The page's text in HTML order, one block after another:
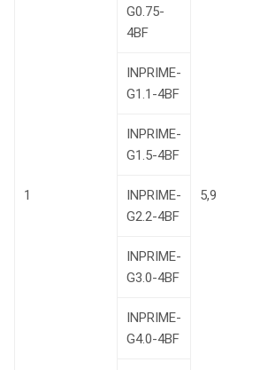
1 5,9
G0.75-
4BF
INPRIME-
G1.1-4BF
INPRIME-
G1.5-4BF
INPRIME-
G2.2-4BF
INPRIME-
G3.0-4BF
INPRIME-
G4.0-4BF